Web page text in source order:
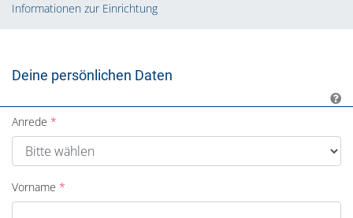
Informationen zur Einrichtung
Deine persönlichen Daten
Anrede
Vorname